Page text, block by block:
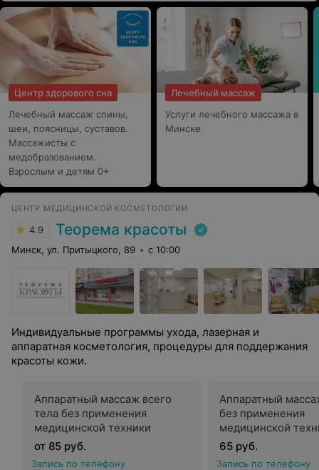
Центр здорового сна
Лечебный массаж спины,
шеи, поясницы, суставов.
Массажисты с
медобразованием.
Взрослым и детям 0+
Лечебный массаж
Услуги лечебного массажа в
Минске
ЦЕНТР МЕДИЦИНСКОЙ КОСМЕТОЛОГИИ
4.9 Теорема красоты
Минск, ул. Притыцкого, 89 с 10:00
Индивидуальные программы ухода, лазерная и
аппаратная косметология, процедуры для поддержания
красоты кожи.
Аппаратный массаж всего
тела без применения
медицинской техники
от 85 руб.
Запись по телефону
Аппаратный
без применения
медицинской
65 руб.
Запись по телефону